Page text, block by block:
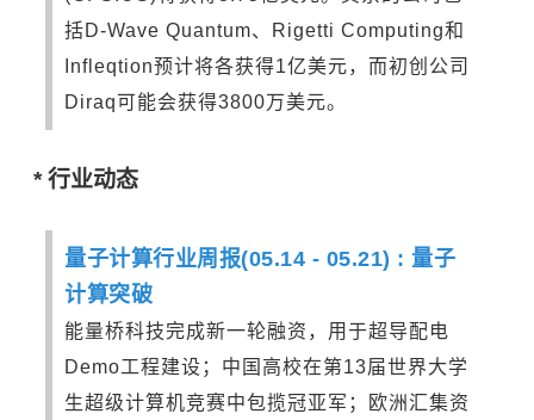
括D-Wave Quantum、Rigetti Computing和
Infleqtion预计将各获得1亿美元，而初创公司
Diraq可能会获得3800万美元。
* 行业动态
量子计算行业周报(05.14 - 05.21) : 量子
计算突破
能量桥科技完成新一轮融资，用于超导配电
Demo工程建设；中国高校在第13届世界大学
生超级计算机竞赛中包揽冠亚军；欧洲汇集资